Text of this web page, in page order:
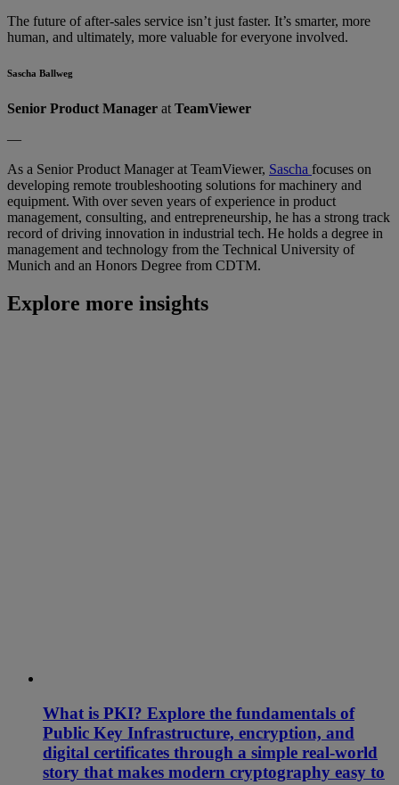
The future of after-sales service isn’t just faster. It’s smarter, more
human, and ultimately, more valuable for everyone involved.
Sascha Ballweg
Senior Product Manager atTeamViewer
—
As a Senior Product Manager at TeamViewer, Sascha focuses on
developing remote troubleshooting solutions for machinery and
equipment. With over seven years of experience in product
management, consulting, and entrepreneurship, he has a strong track
record of driving innovation in industrial tech. He holds a degree in
management and technology from the Technical University of
Munich and an Honors Degree from CDTM.
Explore more insights
What is PKI? Explore the fundamentals of
Public Key Infrastructure, encryption, and
digital certificates through a simple real-world
story that makes modern cryptography easy to